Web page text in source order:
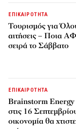
ΕΠΙΚΑΙΡΟΤΗΤΑ
Τουρισμός για
αιτήσεις – Ποια
σειρά το Σάββατο
ΕΠΙΚΑΙΡΟΤΗΤΑ
Brainstorm Energy
στις 16
οικονομία θα